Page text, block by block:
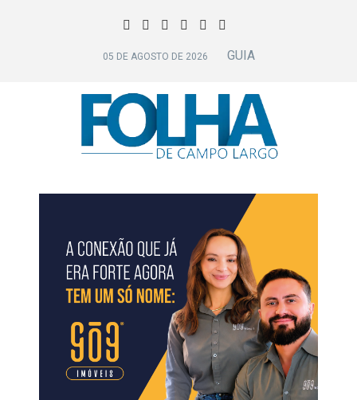
05 DE AGOSTO DE 2026 GUIA